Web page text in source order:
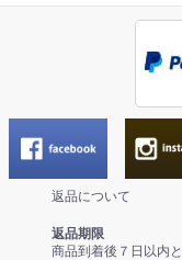
返品について
返品期限
商品到着後７日以内